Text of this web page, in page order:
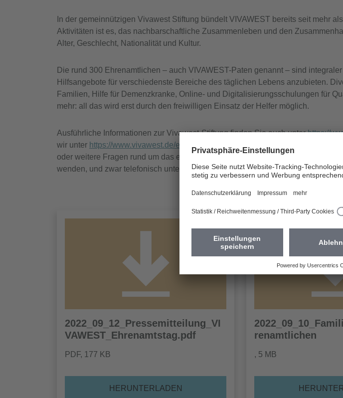
In der gemeinnützigen Vivawest Stiftung bündelt VIVAWEST bereits seit mehr
Aktivitäten ist es, das nachbarschaftliche Zusammenleben und den
Alter, Geschlecht, Nationalität und Kultur.
Die rund 300 Ehrenamtlichen – auch VIVAWEST-Paten genannt – sind
Hilfsangebote für verschiedenste Bereiche des täglichen Lebens anzubieten.
Familien, Hilfe für Demenzkranke, Online- und Digitalisierungsschulungen für
mehr: all das wird erst durch den freiwilligen Einsatz der Helfer möglich.
Ausführliche Informationen zur Vivawest-Stiftung finden Sie auch unterhttps://
wir unter https://www.vivawest.de/ehrenamt
zusammengestellt. Mieter und
oder weitere Fragen rund um das ehrenamtliche Engagement haben, können
wenden, und zwar telefonisch unter der Nummer 0209 380-11238 oder per Mail
2022_09_12_Pressemitteilung_VI
VAWEST_Ehrenamtstag.pdf
PDF, 177 KB
HERUNTERLADEN
renamtlichen
, 5 MB